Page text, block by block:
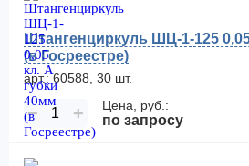
Штангенциркуль ШЦ-1-125
(в Госреестре)
арт.: 60588, 30 шт.
− + Цена, руб.:
по запросу